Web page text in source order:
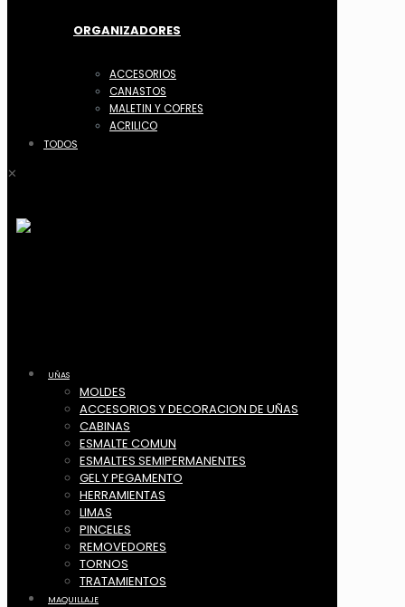
ORGANIZADORES
ACCESORIOS
CANASTOS
MALETIN Y COFRES
ACRILICO
TODOS
✕
UÑAS
MOLDES
ACCESORIOS Y DECORACION DE UÑAS
CABINAS
ESMALTE COMUN
ESMALTES SEMIPERMANENTES
GEL Y PEGAMENTO
HERRAMIENTAS
LIMAS
PINCELES
REMOVEDORES
TORNOS
TRATAMIENTOS
MAQUILLAJE